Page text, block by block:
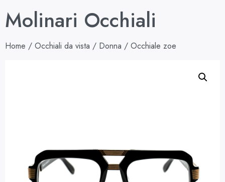
Molinari Occhiali
Home / Occhiali da vista / Donna / Occhiale zoe